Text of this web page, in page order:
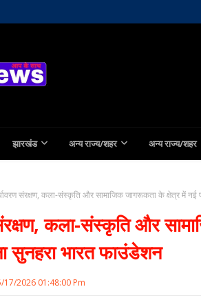
झारखंड अन्य राज्य/शहर अन्य राज्य/शहर
संरक्षण, कला-संस्कृति और सामाजिक जागरूकता के क्षेत्र में
कला-संस्कृति और
सुनहरा भारत फाउंडेशन
17/2026 01:48:00 Pm